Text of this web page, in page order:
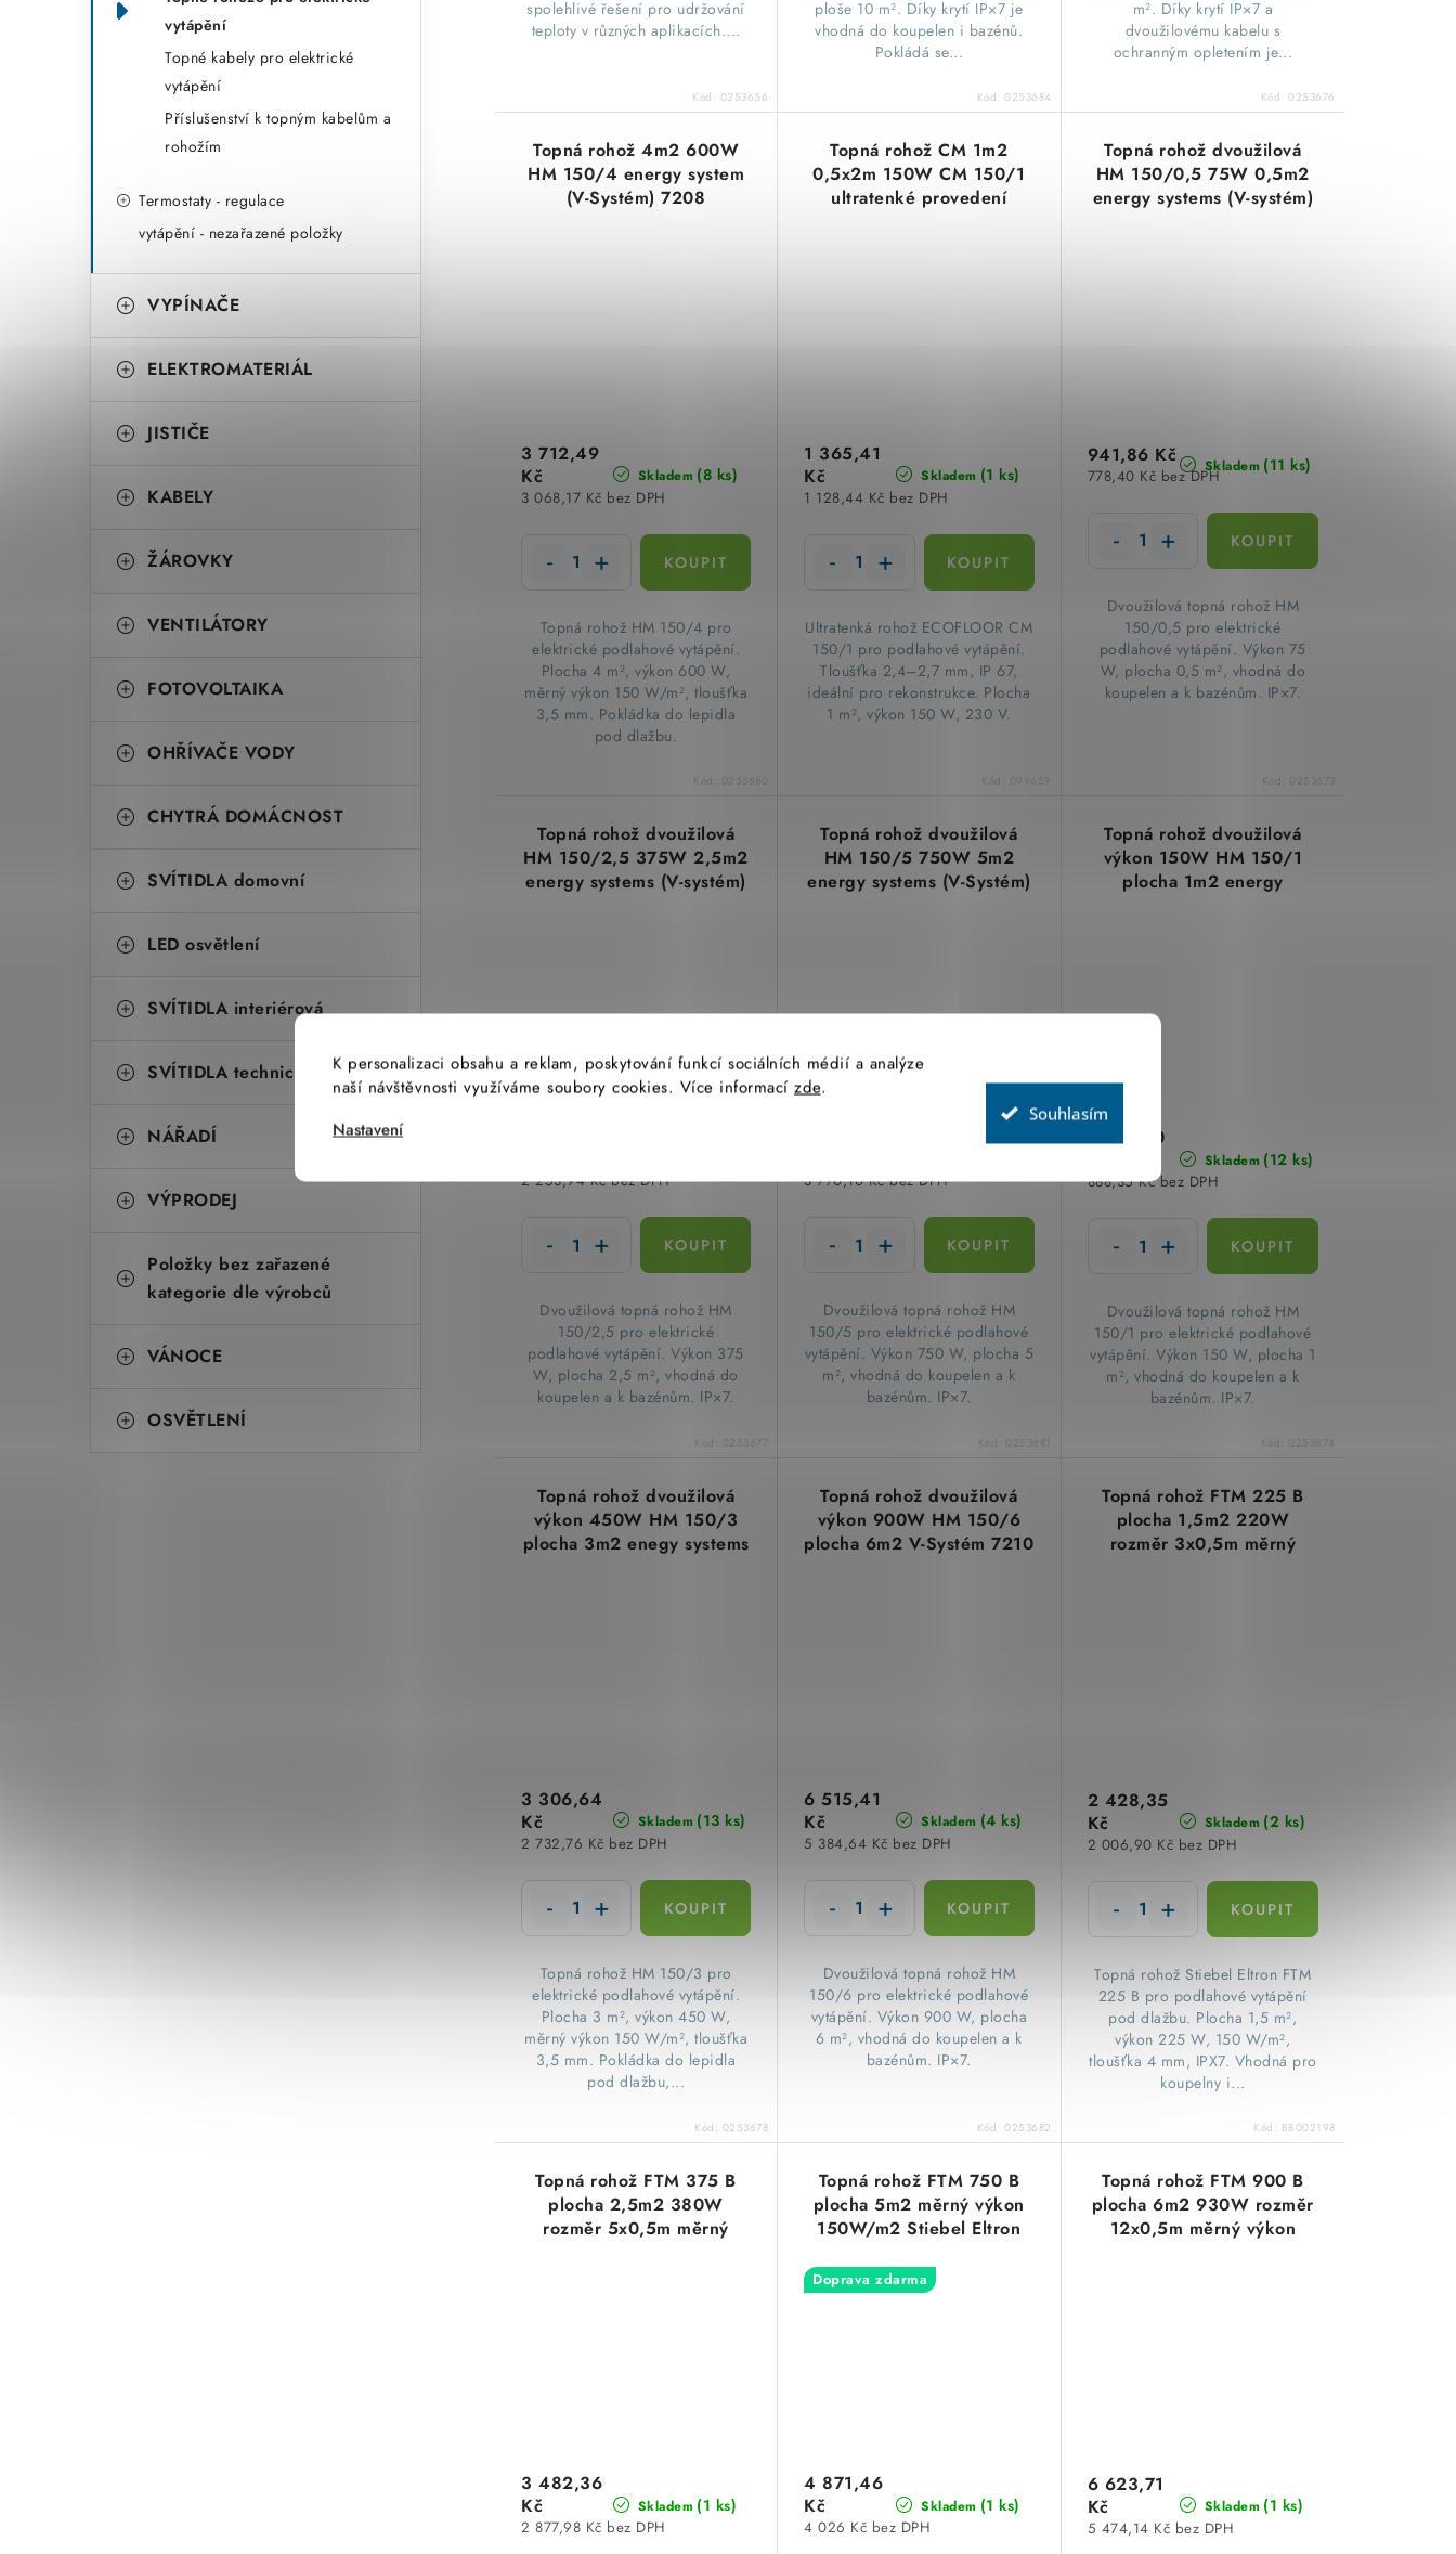
K personalizaci obsahu a reklam, poskytování funkcí sociálních médií a analýze
naší návštěvnosti využíváme soubory cookies. Více informací zde.
Nastavení
Souhlasím
vytápění
Topné kabely pro elektrické
vytápění
Příslušenství k topným kabelům a
rohožím
Termostaty - regulace
vytápění - nezařazené položky
VYPÍNAČE
ELEKTROMATERIÁL
JISTIČE
KABELY
ŽÁROVKY
VENTILÁTORY
FOTOVOLTAIKA
OHŘÍVAČE VODY
CHYTRÁ DOMÁCNOST
SVÍTIDLA domovní
LED osvětlení
SVÍTIDLA interiérová
SVÍTIDLA technická
NÁŘADÍ
VÝPRODEJ
Položky bez zařazené
kategorie dle výrobců
VÁNOCE
OSVĚTLENÍ
spolehlivé řešení pro udržování
teploty v různých aplikacích....
Kód: 0253656
ploše 10 m². Díky krytí IP×7 je
vhodná do koupelen i bazénů.
Pokládá se...
Kód:0253684
m². Díky krytí IP×7 a
dvoužilovému kabelu s
ochranným opletením je...
Kód:0253676
Topná rohož 4m2 600W
HM 150/4 energy system
(V-Systém) 7208
Skladem (8 ks)
3 068,17 Kč bez DPH
3 712,49
Kč
​Topná rohož HM 150/4 pro
elektrické podlahové vytápění.
Plocha 4 m², výkon 600 W,
měrný výkon 150 W/m², tloušťka
3,5 mm. Pokládka do lepidla
pod dlažbu.
Kód: 0253680
Topná rohož CM 1m2
0,5x2m 150W CM 150/1
ultratenké provedení
Skladem (1 ks)
1 128,44 Kč bez DPH
1 365,41
Kč
​Ultratenká rohož ECOFLOOR CM
150/1 pro podlahové vytápění.
Tloušťka 2,4–2,7 mm, IP 67,
ideální pro rekonstrukce. Plocha
1 m², výkon 150 W, 230 V.
Kód:
Topná rohož dvoužilová
HM 150/0,5 75W 0,5m2
energy systems (V-systém)
Skladem (11 ks)
778,40 Kč bez DPH
941,86 Kč
​Dvoužilová topná rohož HM
150/0,5 pro elektrické
podlahové vytápění. Výkon 75
W, plocha 0,5 m², vhodná do
koupelen a k bazénům. IP×7.
Kód: 0253673
Topná rohož dvoužilová
HM 150/2,5 375W 2,5m2
energy systems (V-systém)
2 253,94 Kč bez DPH
​Dvoužilová topná rohož HM
150/2,5 pro elektrické
podlahové vytápění. Výkon 375
W, plocha 2,5 m², vhodná do
koupelen a k bazénům. IP×7.
Kód: 0253677
Topná rohož dvoužilová
HM 150/5 750W 5m2
energy systems (V-Systém)
3 770,10 Kč bez DPH
​Dvoužilová topná rohož HM
150/5 pro elektrické podlahové
vytápění. Výkon 750 W, plocha 5
m², vhodná do koupelen a k
bazénům. IP×7.
Kód: 0253681
Topná rohož dvoužilová
výkon 150W HM 150/1
plocha 1m2 energy
Skladem (12 ks)
888,35 Kč bez DPH
1 074,90
​Dvoužilová topná rohož HM
150/1 pro elektrické podlahové
vytápění. Výkon 150 W, plocha 1
m², vhodná do koupelen a k
bazénům. IP×7.
Kód: 0253674
Topná rohož dvoužilová
výkon 450W HM 150/3
plocha 3m2 enegy systems
Skladem (13 ks)
2 732,76 Kč bez DPH
3 306,64
Kč
​Topná rohož HM 150/3 pro
elektrické podlahové vytápění.
Plocha 3 m², výkon 450 W,
měrný výkon 150 W/m², tloušťka
3,5 mm. Pokládka do lepidla
pod dlažbu,...
Kód: 0253678
Topná rohož dvoužilová
výkon 900W HM 150/6
plocha 6m2 V-Systém 7210
Skladem (4 ks)
5 384,64 Kč bez DPH
6 515,41
Kč
​Dvoužilová topná rohož HM
150/6 pro elektrické podlahové
vytápění. Výkon 900 W, plocha
6 m², vhodná do koupelen a k
bazénům. IP×7.
Kód:0253682
Topná rohož FTM 225 B
plocha 1,5m2 220W
rozměr 3x0,5m měrný
Skladem (2 ks)
2 006,90 Kč bez DPH
2 428,35
Kč
​Topná rohož Stiebel Eltron FTM
225 B pro podlahové vytápění
pod dlažbu. Plocha 1,5 m²,
výkon 225 W, 150 W/m²,
tloušťka 4 mm, IPX7. Vhodná pro
koupelny i...
Kód: BB002198
Topná rohož FTM 375 B
plocha 2,5m2 380W
rozměr 5x0,5m měrný
Skladem (1 ks)
2 877,98 Kč bez DPH
3 482,36
Kč
Topná rohož FTM 750 B
plocha 5m2 měrný výkon
150W/m2 Stiebel Eltron
Doprava zdarma
Skladem (1 ks)
4 026 Kč bez DPH
4 871,46
Kč
Topná rohož FTM 900 B
plocha 6m2 930W rozměr
12x0,5m měrný výkon
Skladem (1 ks)
5 474,14 Kč bez DPH
6 623,71
Kč